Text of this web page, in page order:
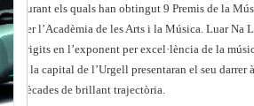
durant els quals han obtingut 9 Premis de la
per l’Acadèmia de les Arts i la Música. Luar Na
erigits en l’exponent per excel·lència de la
A la capital de l’Urgell presentaran el seu
dècades de brillant trajectòria.